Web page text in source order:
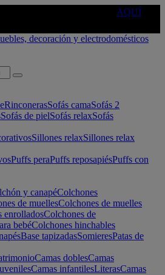
AQUÍ
RinconerasSofás camaSofás 2
Sofás de pielSofás relaxSofás
Sillones relaxSillones relax
Puffs peraPuffs reposapiésPuffs con
y canapéColchones
de muellesColchones de muelles
enrolladosColchones de
bebéColchones hinchables
Base tapizadasSomieresPatas de
Camas doblesCamas
Camas infantilesLiterasCamas